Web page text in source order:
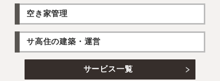
空き家管理
サ高住の建築・運営
サービス一覧